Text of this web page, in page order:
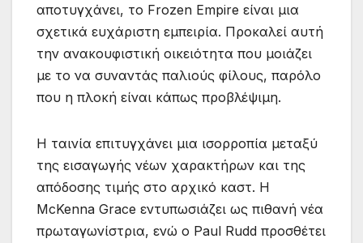
αποτυγχάνει, το Frozen Empire είναι μια
σχετικά ευχάριστη εμπειρία. Προκαλεί αυτή
την ανακουφιστική οικειότητα που μοιάζει
με το να συναντάς παλιούς φίλους, παρόλο
που η πλοκή είναι κάπως προβλέψιμη.
Η ταινία επιτυγχάνει μια ισορροπία μεταξύ
της εισαγωγής νέων χαρακτήρων και της
απόδοσης τιμής στο αρχικό καστ. Η
McKenna Grace εντυπωσιάζει ως πιθανή νέα
πρωταγωνίστρια, ενώ ο Paul Rudd προσθέτει